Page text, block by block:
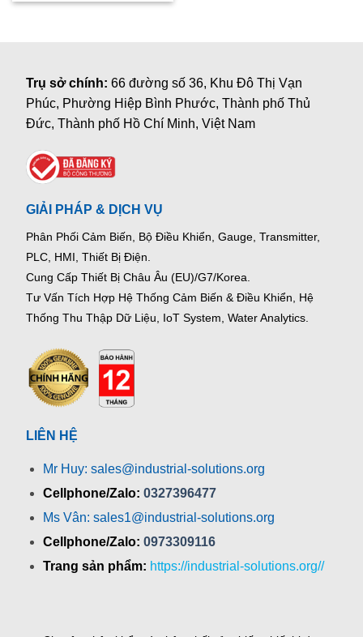
Trụ sở chính:66 đường số 36, Khu Đô Thị Vạn
Phúc, Phường Hiệp Bình Phước, Thành phố Thủ
Đức, Thành phố Hồ Chí Minh, Việt Nam
GIẢI PHÁP & DỊCH VỤ
Phân Phối Cảm Biến, Bộ Điều Khiển, Gauge, Transmitter,
PLC, HMI, Thiết Bị Điện.
Cung Cấp Thiết Bị Châu Âu (EU)/G7/Korea.
Tư Vấn Tích Hợp Hệ Thống Cảm Biến & Điều Khiển, Hệ
Thống Thu Thập Dữ Liệu, IoT System, Water Analytics.
LIÊN HỆ
Mr Huy: sales@industrial-solutions.org
Cellphone/Zalo: 0327396477
Ms Vân: sales1@industrial-solutions.org
Cellphone/Zalo: 0973309116
Trang sản phẩm: https://industrial-solutions.org//